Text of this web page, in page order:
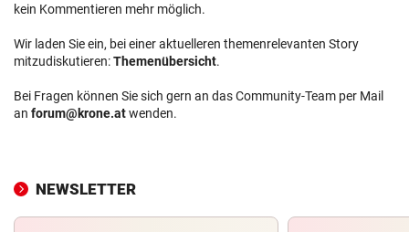
kein Kommentieren mehr möglich.
Wir laden Sie ein, bei einer aktuelleren themenrelevanten Story
mitzudiskutieren:Themenübersicht.
Bei Fragen können Sie sich gern an das Community-Team per Mail
an forum@krone.atwenden.
NEWSLETTER